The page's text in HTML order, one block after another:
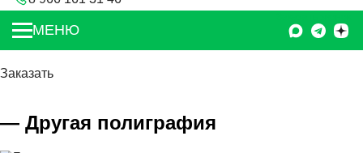
МЕНЮ
Заказать
— Другая полиграфия